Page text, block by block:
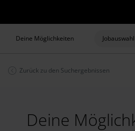
Deine Möglichkeiten Jobauswahl
Zurück zu den Suchergebnissen
Deine